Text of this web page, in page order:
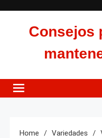
Consejos
Home Variedades